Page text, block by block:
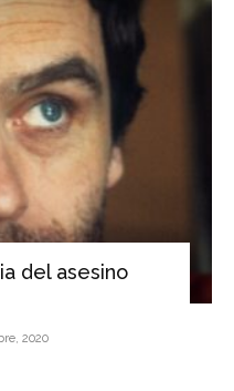
del asesino
2020